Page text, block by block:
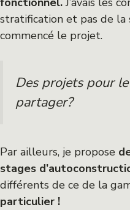
stratification et pas de la
commencé le projet.
Des projets pour
partager?
Par ailleurs, je propose
stages
différents de ce de la
particulier !